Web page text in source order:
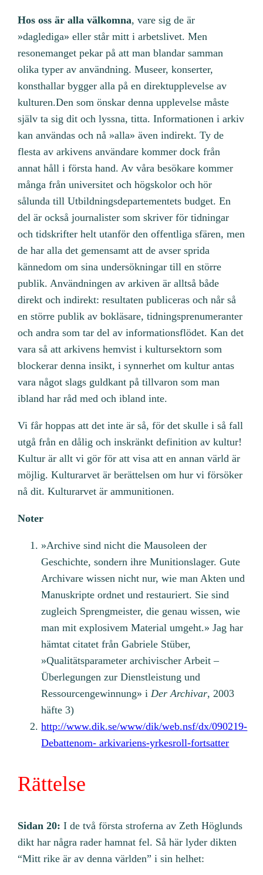
Hos oss är alla välkomna, vare sig de är
»daglediga» eller står mitt i arbetslivet. Men
resonemanget pekar på att man blandar samman
olika typer av användning. Museer, konserter,
konsthallar bygger alla på en direktupplevelse av
kulturen.Den som önskar denna upplevelse måste
själv ta sig dit och lyssna, titta. Informationen i arkiv
kan användas och nå »alla» även indirekt. Ty de
flesta av arkivens användare kommer dock från
annat håll i första hand. Av våra besökare kommer
många från universitet och högskolor och hör
sålunda till Utbildningsdepartementets budget. En
del är också journalister som skriver för tidningar
och tidskrifter helt utanför den offentliga sfären, men
de har alla det gemensamt att de avser sprida
kännedom om sina undersökningar till en större
publik. Användningen av arkiven är alltså både
direkt och indirekt: resultaten publiceras och når så
en större publik av bokläsare, tidningsprenumeranter
och andra som tar del av informationsflödet. Kan det
vara så att arkivens hemvist i kultursektorn som
blockerar denna insikt, i synnerhet om kultur antas
vara något slags guldkant på tillvaron som man
ibland har råd med och ibland inte.
Vi får hoppas att det inte är så, för det skulle i så fall
utgå från en dålig och inskränkt definition av kultur!
Kultur är allt vi gör för att visa att en annan värld är
möjlig. Kulturarvet är berättelsen om hur vi försöker
nå dit. Kulturarvet är ammunitionen.
Noter
»Archive sind nicht die Mausoleen der
Geschichte, sondern ihre Munitionslager. Gute
Archivare wissen nicht nur, wie man Akten und
Manuskripte ordnet und restauriert. Sie sind
zugleich Sprengmeister, die genau wissen, wie
man mit explosivem Material umgeht.» Jag har
hämtat citatet från Gabriele Stüber,
»Qualitätsparameter archivischer Arbeit –
Überlegungen zur Dienstleistung und
Ressourcengewinnung» i Der Archivar, 2003
häfte 3)
http://www.dik.se/www/dik/web.nsf/dx/090219-
Debattenom- arkivariens-yrkesroll-fortsatter
Rättelse
Sidan 20:I de två första stroferna av Zeth Höglunds
dikt har några rader hamnat fel. Så här lyder dikten
“Mitt rike är av denna världen” i sin helhet: